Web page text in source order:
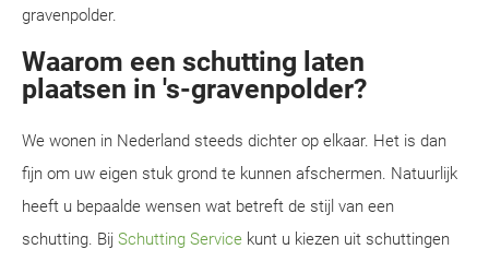
gravenpolder.
Waarom een schutting laten
plaatsen in 's-gravenpolder?
We wonen in Nederland steeds dichter op elkaar. Het is dan
fijn om uw eigen stuk grond te kunnen afschermen. Natuurlijk
heeft u bepaalde wensen wat betreft de stijl van een
schutting. Bij Schutting Service kunt u kiezen uit schuttingen